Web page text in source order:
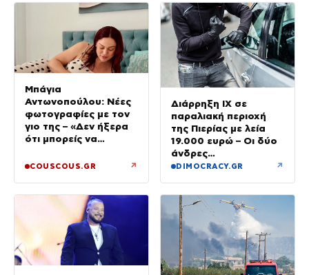
Μπάγια
Αντωνοπούλου: Νέες
φωτογραφίες με τον
γιο της – «Δεν ήξερα
ότι μπορείς να
τις πιο απλές στιγμές»
COUSCOUS.GR ↗
Διάρρηξη ΙΧ σε
παραλιακή περιοχή
της Πιερίας με λεία
19.000 ευρώ – Οι δύο
άνδρες
συνελήφθησαν στην
DIMOCRACY.GR ↗